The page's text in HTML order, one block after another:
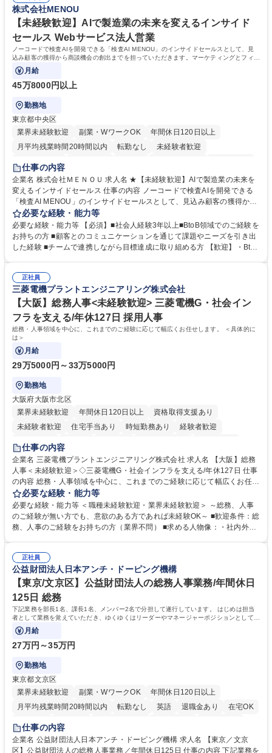
務・人事】未経験歓迎/日立グループ/組織運営を支えるゼネラリストを目
指す
■衛生管理者の資格をお持ちの方 学歴・資格 学歴：大学院 大学 高専 短大
専修学校 高校 語学力： 資格：
株式会社MENOU
【未経験歓迎】AIで製造業の未来を変えるインサイド
セールス Webサービス法人営業
ノーコードで検査AIを開発できる「検査AI MENOU」のインサイドセールスとして、見
込み顧客の獲得から商談機会の創出までを担っていただきます。マーケティングとフィー
ルドセールスをつなぐ役割として、
月給
45万8000円以上
勤務地
東京都中央区
業界未経験歓迎
副業・WワークOK
年間休日120日以上
月平均残業時間20時間以内
転勤なし
未経験者歓迎
時短勤務あり
駅近5分以内
土日祝休み 服装自由
仕事の内容
企業名 株式会社ＭＥＮＯＵ 求人名 ★【未経験歓迎】AIで製造業の未来を
変えるインサイドセールス 仕事の内容 ノーコードで検査AIを開発できる
「検査AI MENOU」のインサイドセールスとして、見込み顧客の獲得から
商談機会の創出までを担っていただきます。マーケティングとフィールド
セールスをつなぐ役割として、 適切なタイミングで顧客とコミュニケーシ
ョンを取りながら、受注につながる商談機会の最大化を目指します。 【具
体的な仕事内容】 リードへの電話・メールによるアプローチ/リードナー
実行/フィールドセールスへの案件連携 募集職種 ★【未経験歓迎】AIで製
造業の未来を変えるインサイドセールス
必要な経験・能力等
必要な経験・能力等 【必須】■社会人経験3年以上■BtoB領域でのご経験を
お持ちの方 ■顧客とのコミュニケーションを通じて課題やニーズを引き出
した経験 ■チームで連携しながら目標達成に取り組める方 【歓迎】・BtoB
企画・実行経験 ・CRM・リードナーチャリングに関する知見 ・データを
もとに営業プロセスを改善した経験 学歴・資格 学歴：大学院 大学 高専 短
大 専修学校 高校 語学力： 資格：
正社員
三菱電機プラントエンジニアリング株式会社
【大阪】総務人事<未経験歓迎> 三菱電機G・社会イン
フラを支える/年休127日 採用人事
総務・人事領域を中心に、これまでのご経験に応じて幅広くお任せします。 ＜具体的に
は＞
月給
29万5000円～33万5000円
勤務地
大阪府大阪市北区
業界未経験歓迎
年間休日120日以上
資格取得支援あり
未経験者歓迎
住宅手当あり 時短勤務あり
経験者歓迎
退職金あり
駅近5分以内
土日祝休み 服装自由 寮・社宅あり 食事補助あり
仕事の内容
企業名 三菱電機プラントエンジニアリング株式会社 求人名 【大阪】総務
人事＜未経験歓迎＞◇三菱電機G・社会インフラを支える/年休127日 仕事
の内容 総務・人事領域を中心に、これまでのご経験に応じて幅広くお任せ
します。 ＜具体的には＞ ・総務/人事労務（給与・社保・勤怠管理など）
・採用・教育研修 ・福利厚生運用 など ※基本的には事務所勤務ですが、
採用や教育等の業務内容により、関西圏以外への日帰り・宿泊を伴う国内
出張もございます。 ※担当業務を持ちつつ、お互いに助け合いながら、総
必要な経験・能力等
必要な経験・能力等 ＜職種未経験歓迎・業界未経験歓迎＞ ～総務、人事
のご経験が無い方でも、意欲のある方であれば未経験OK～ ■歓迎条件：総
務、人事のご経験をお持ちの方（業界不問） ■求める人物像：・社内外の
正社員
公益財団法人日本アンチ・ドーピング機構
【東京/文京区】公益財団法人の総務人事業務/年間休日
125日 総務
下記業務を部長1名、課長1名、メンバー2名で分担して遂行しています。 はじめは担当
者として業務を覚えていただき、ゆくゆくはリーダーやマネージャーポジションとして活
躍いただくことを期待しています。
月給
27万円～35万円
勤務地
東京都文京区
業界未経験歓迎
副業・WワークOK
年間休日120日以上
月平均残業時間20時間以内
転勤なし 英語 退職金あり
在宅OK
賞与あり
育休あり
食事補助あり
仕事の内容
企業名 公益財団法人日本アンチ・ドーピング機構 求人名 【東京／文京
区】公益財団法人の総務人事業務／年間休日125日 仕事の内容 下記業務を